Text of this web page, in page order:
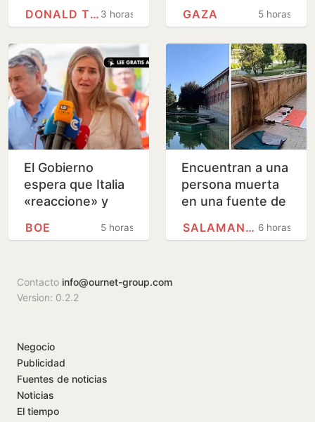
Groenlandia sin3 horas
DONALD TRUMP
Trump
5 horas
GAZA
El Gobierno
espera que Italia
«reaccione» y
espacio
5 horas
BOE
Encuentran a una
persona muerta
en una fuente de
6 horas
SALAMANCA
Contacto info@ournet-group.com
Version: 0.2.2
Negocio
Publicidad
Fuentes de noticias
Noticias
El tiempo